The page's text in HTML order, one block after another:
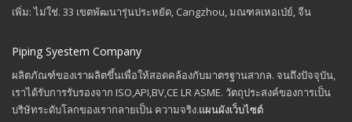
เพิ่ม: ไม่ใช่. 33 เขตพัฒนารุ่นประหยัด, Cangzhou, มณฑลเหอเป่ย์, จีน
Piping Syestem Company
ผลิตภัณฑ์ของเราผลิตขึ้นเพื่อให้สอดคล้องกับมาตรฐานสากล. จนถึงปัจจุบัน,
เราได้รับการรับรองจาก ISO,API,BV,CE LR ASME. วัตถุประสงค์ของการเป็น
บริษัทระดับโลกของเรากลายเป็น ความจริง.แผนผังเว็บไซต์